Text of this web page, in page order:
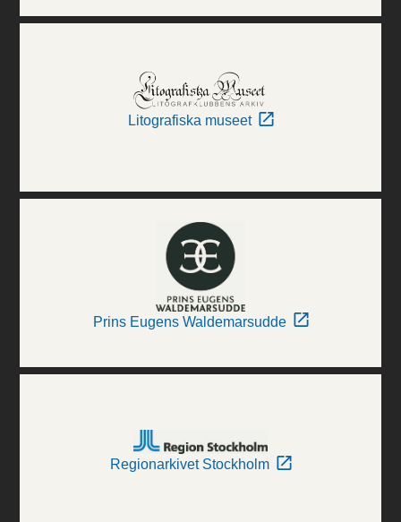
Litografiska museet
Prins Eugens Waldemarsudde
Regionarkivet Stockholm